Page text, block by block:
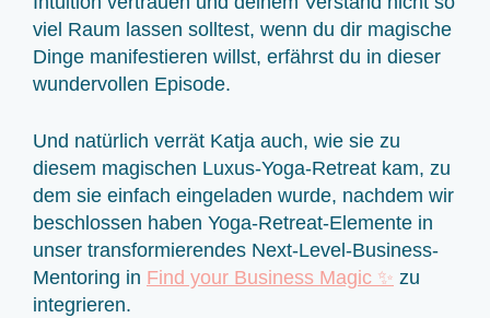
viel Raum lassen solltest, wenn du dir magische
Dinge manifestieren willst, erfährst du in dieser
wundervollen Episode.
Und natürlich verrät Katja auch, wie sie zu
diesem magischen Luxus-Yoga-Retreat kam, zu
dem sie einfach eingeladen wurde, nachdem wir
beschlossen haben Yoga-Retreat-Elemente in
unser transformierendes Next-Level-Business-
Mentoring in Find your Business Magic ✨ zu
integrieren.